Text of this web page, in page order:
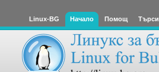
Linux-BG Начало Помощ Търси